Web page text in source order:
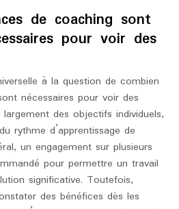
de coaching sont
pour voir des
à la question de combien
nécessaires pour voir des
des objectifs individuels,
rythme d’apprentissage de
un engagement sur plusieurs
pour permettre un travail
significative. Toutefois,
des bénéfices dès les